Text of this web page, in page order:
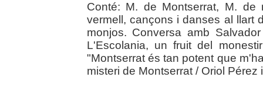
Conté: M. de Montserrat, M.
vermell, cançons i danses al llart
monjos. Conversa amb
L'Escolania, un fruit del
"Montserrat és tan potent que
misteri de Montserrat / Oriol Pérez